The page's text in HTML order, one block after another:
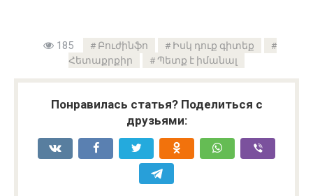
185 Բուժինֆո
Իսկ դուք գիտեք
Հետաքրքիր
Պետք է իմանալ
Понравилась статья? Поделиться с
друзьями: